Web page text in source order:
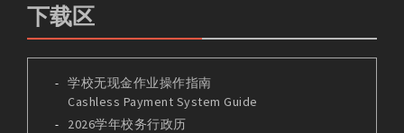
下载区
学校无现金作业操作指南
Cashless Payment System Guide
2026学年校务行政历